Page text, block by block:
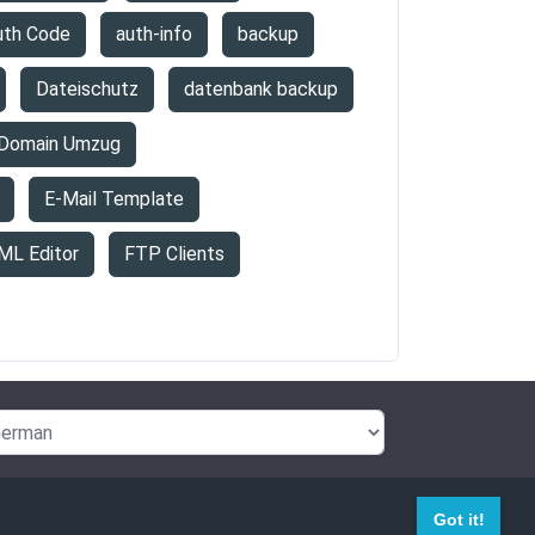
Got it!
Code auth-info backup
Dateischutz datenbank backup
Umzug
E-Mail Template
Editor FTP Clients